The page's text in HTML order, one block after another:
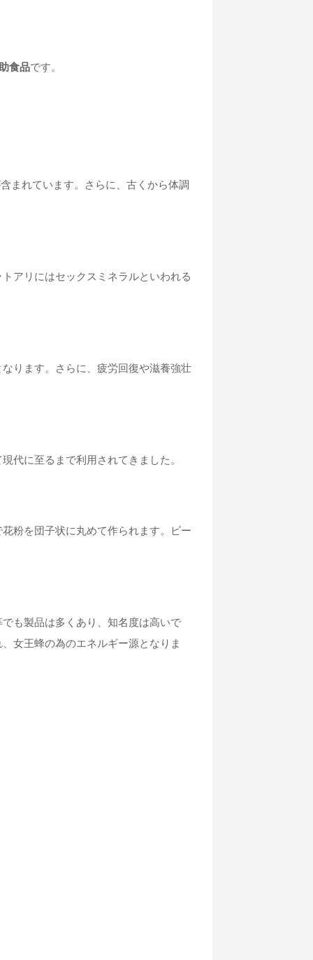
食品です。
まれています。さらに、古くから体調
アリにはセックスミネラルといわれる
ります。さらに、疲労回復や滋養強壮
代に至るまで利用されてきました。
粉を団子状に丸めて作られます。ビー
も製品は多くあり、知名度は高いで
女王蜂の為のエネルギー源となりま